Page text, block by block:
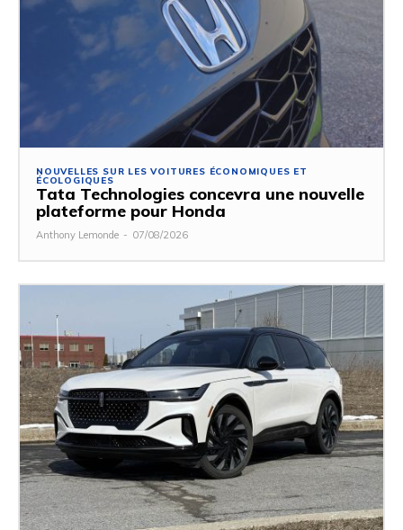
NOUVELLES SUR LES VOITURES ÉCONOMIQUES ET
ÉCOLOGIQUES
Tata Technologies concevra une nouvelle
plateforme pour Honda
Anthony Lemonde - 07/08/2026